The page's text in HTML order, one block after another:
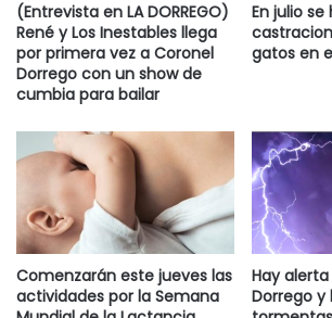
(Entrevista en LA DORREGO)
René y Los Inestables llega
por primera vez a Coronel
Dorrego con un show de
cumbia para bailar
En julio
gatos en
Comenzarán este jueves las
actividades por la Semana
Hay
Dorrego y